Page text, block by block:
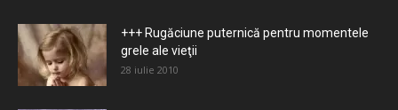
+++ Rugăciune puternică pentru momentele
grele ale vieţii
28 iulie 2010